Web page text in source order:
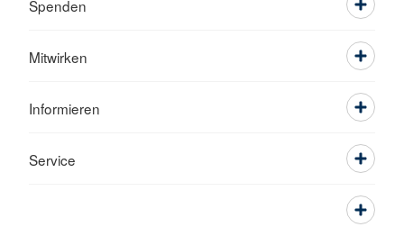
Spenden
Mitwirken
Informieren
Service